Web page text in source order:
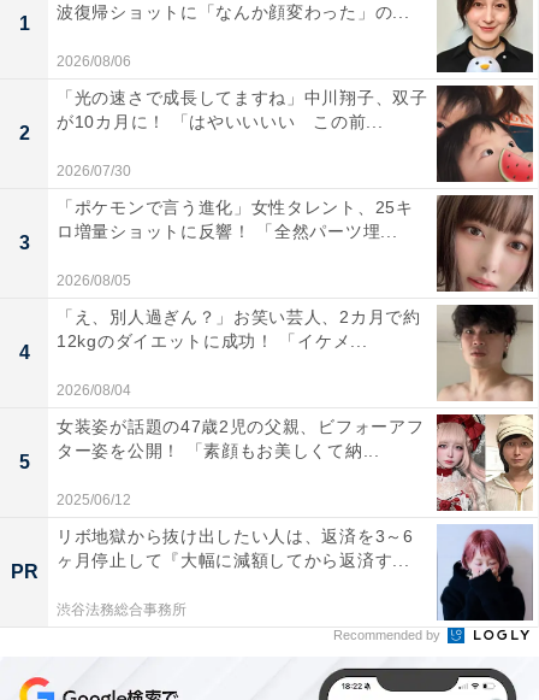
1
波復帰ショットに「なんか顔変わった」の...
2026/08/06
2
「光の速さで成長してますね」中川翔子、双子
が10カ月に！ 「はやいいいい この前...
2026/07/30
3
「ポケモンで言う進化」女性タレント、25キ
ロ増量ショットに反響！ 「全然パーツ埋...
2026/08/05
4
「え、別人過ぎん？」お笑い芸人、2カ月で約
12kgのダイエットに成功！ 「イケメ...
2026/08/04
5
女装姿が話題の47歳2児の父親、ビフォーアフ
ター姿を公開！ 「素顔もお美しくて納...
2025/06/12
PR
リボ地獄から抜け出したい人は、返済を3～6
ヶ月停止して『大幅に減額してから返済す...
渋谷法務総合事務所
Recommended by